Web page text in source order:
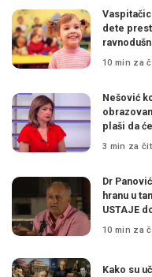
dete
10 min za
Nešović
plaši da
3 min za
Dr
hranu u
USTAJE
10 min za
Kako su